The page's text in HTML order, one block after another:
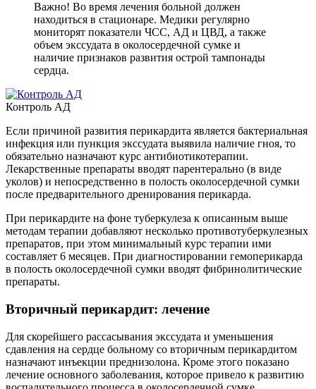
Важно! Во время лечения больной должен
находиться в стационаре. Медики регулярно
мониторят показатели ЧСС, АД и ЦВД, а также
объем экссудата в околосердечной сумке и
наличие признаков развития острой тампонады
сердца.
Контроль АД
Если причиной развития перикардита является бактериальная
инфекция или пункция экссудата выявила наличие гноя, то
обязательно назначают курс антибиотикотерапии.
Лекарственные препараты вводят парентерально (в виде
уколов) и непосредственно в полость околосердечной сумки
после предварительного дренирования перикарда.
При перикардите на фоне туберкулеза к описанным выше
методам терапии добавляют несколько противотуберкулезных
препаратов, при этом минимальный курс терапии ими
составляет 6 месяцев. При диагностировании гемоперикарда
в полость околосердечной сумки вводят фибринолитические
препараты.
Вторичный перикардит: лечение
Для скорейшего рассасывания экссудата и уменьшения
сдавления на сердце больному со вторичным перикардитом
назначают инъекции преднизолона. Кроме этого показано
лечение основного заболевания, которое привело к развитию